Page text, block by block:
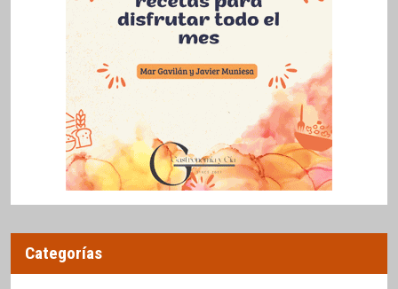
Categorías